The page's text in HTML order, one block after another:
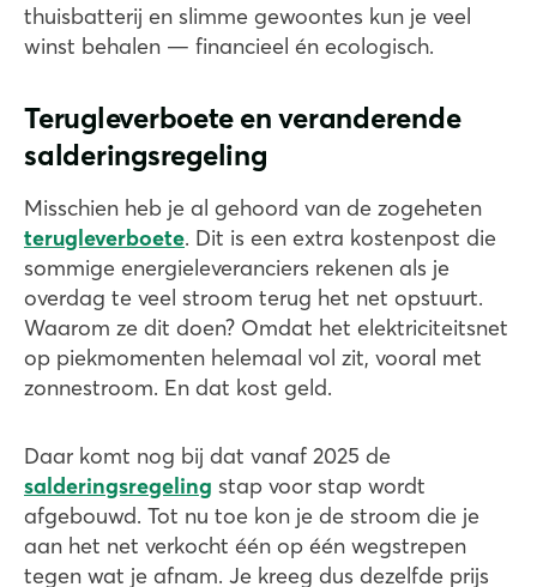
thuisbatterij en slimme gewoontes kun je veel
winst behalen — financieel én ecologisch.
Terugleverboete en veranderende
salderingsregeling
Misschien heb je al gehoord van de zogeheten
terugleverboete. Dit is een extra kostenpost die
sommige energieleveranciers rekenen als je
overdag te veel stroom terug het net opstuurt.
Waarom ze dit doen? Omdat het elektriciteitsnet
op piekmomenten helemaal vol zit, vooral met
zonnestroom. En dat kost geld.
Daar komt nog bij dat vanaf 2025 de
salderingsregeling stap voor stap wordt
afgebouwd. Tot nu toe kon je de stroom die je
aan het net verkocht één op één wegstrepen
tegen wat je afnam. Je kreeg dus dezelfde prijs